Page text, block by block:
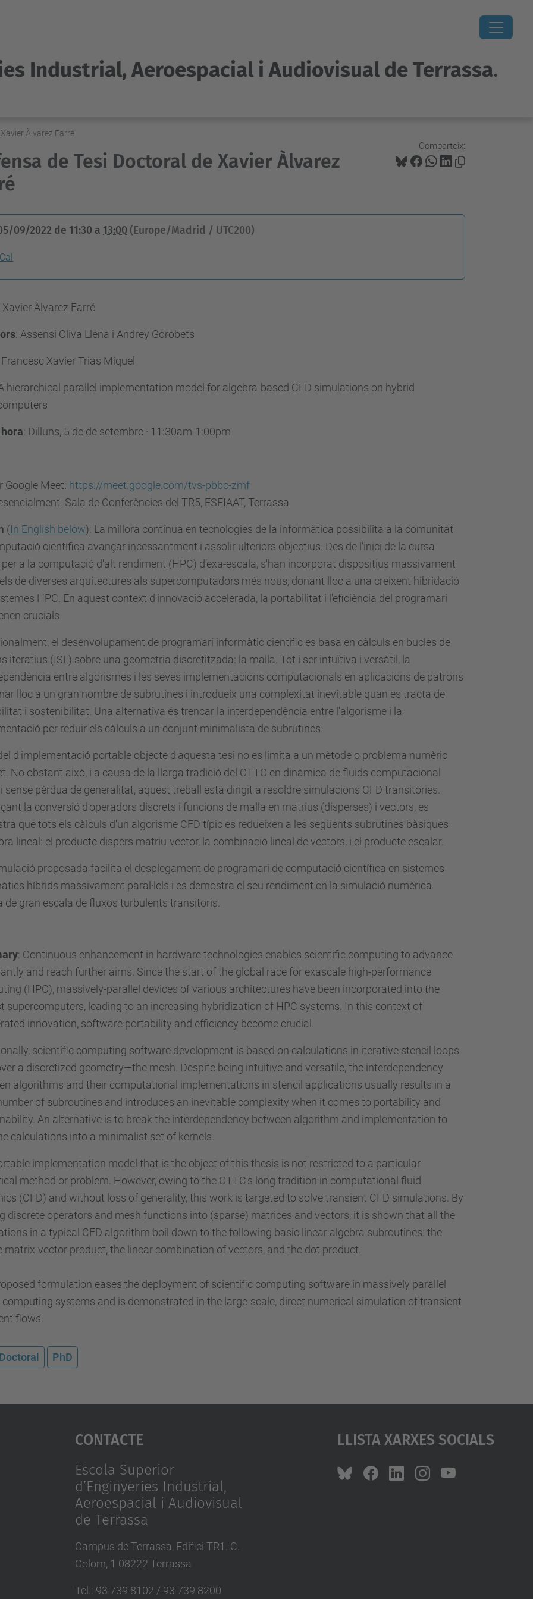
Industrial, Aeroespacial i Audiovisual de Terrassa.
Àlvarez Farré
Comparteix:
de Tesi Doctoral de Xavier Àlvarez
09/2022 de 11:30 a 13:00 (Europe/Madrid / UTC200)
Xavier Àlvarez Farré
: Assensi Oliva Llena i Andrey Gorobets
Francesc Xavier Trias Miquel
hierarchical parallel implementation model for algebra-based CFD simulations on hybrid
: Dilluns, 5 de de setembre · 11:30am-1:00pm
Google Meet: https://meet.google.com/tvs-pbbc-zmf
Sala de Conferències del TR5, ESEIAAT, Terrassa
(In English below): La millora contínua en tecnologies de la informàtica possibilita a la comunitat
científica avançar incessantment i assolir ulteriors objectius. Des de l'inici de la cursa
a la computació d'alt rendiment (HPC) d’exa-escala, s'han incorporat dispositius massivament
de diverses arquitectures als supercomputadors més nous, donant lloc a una creixent hibridació
HPC. En aquest context d'innovació accelerada, la portabilitat i l'eficiència del programari
crucials.
el desenvolupament de programari informàtic científic es basa en càlculs en bucles de
iteratius (ISL) sobre una geometria discretitzada: la malla. Tot i ser intuïtiva i versàtil, la
entre algorismes i les seves implementacions computacionals en aplicacions de patrons
lloc a un gran nombre de subrutines i introdueix una complexitat inevitable quan es tracta de
i sostenibilitat. Una alternativa és trencar la interdependència entre l'algorisme i la
per reduir els càlculs a un conjunt minimalista de subrutines.
d'implementació portable objecte d'aquesta tesi no es limita a un mètode o problema numèric
No obstant això, i a causa de la llarga tradició del CTTC en dinàmica de fluids computacional
sense pèrdua de generalitat, aquest treball està dirigit a resoldre simulacions CFD transitòries.
la conversió d'operadors discrets i funcions de malla en matrius (disperses) i vectors, es
que tots els càlculs d'un algorisme CFD típic es redueixen a les següents subrutines bàsiques
lineal: el producte dispers matriu-vector, la combinació lineal de vectors, i el producte escalar.
proposada facilita el desplegament de programari de computació científica en sistemes
híbrids massivament paral·lels i es demostra el seu rendiment en la simulació numèrica
de gran escala de fluxos turbulents transitoris.
: Continuous enhancement in hardware technologies enables scientific computing to advance
and reach further aims. Since the start of the global race for exascale high-performance
(HPC), massively-parallel devices of various architectures have been incorporated into the
supercomputers, leading to an increasing hybridization of HPC systems. In this context of
innovation, software portability and efficiency become crucial.
scientific computing software development is based on calculations in iterative stencil loops
a discretized geometry—the mesh. Despite being intuitive and versatile, the interdependency
algorithms and their computational implementations in stencil applications usually results in a
of subroutines and introduces an inevitable complexity when it comes to portability and
An alternative is to break the interdependency between algorithm and implementation to
calculations into a minimalist set of kernels.
implementation model that is the object of this thesis is not restricted to a particular
method or problem. However, owing to the CTTC's long tradition in computational fluid
(CFD) and without loss of generality, this work is targeted to solve transient CFD simulations. By
discrete operators and mesh functions into (sparse) matrices and vectors, it is shown that all the
in a typical CFD algorithm boil down to the following basic linear algebra subroutines: the
matrix-vector product, the linear combination of vectors, and the dot product.
formulation eases the deployment of scientific computing software in massively parallel
computing systems and is demonstrated in the large-scale, direct numerical simulation of transient
flows.
PhD
Contacte
Escola Superior
d’Enginyeries Industrial,
Aeroespacial i Audiovisual
de Terrassa
Campus de Terrassa, Edifici TR1. C.
Colom, 1 08222 Terrassa
Tel. : 93 739 8102 / 93 739 8200
Llista Xarxes Socials